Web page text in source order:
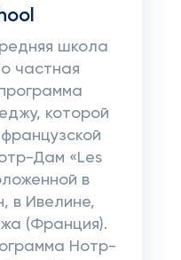
школа
частная
которой
Дам «Les
в
в Ивелине,
(Франция).
Нотр-